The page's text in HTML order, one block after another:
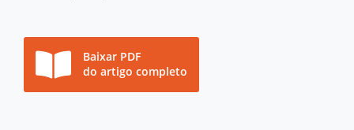
Baixar PDF
do artigo completo